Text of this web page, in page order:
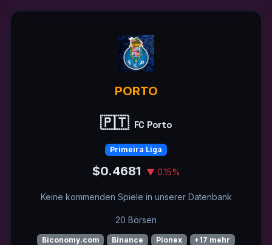
PORTO
🇵🇹 FC Porto
Primeira Liga
$0.4681 ▼ 0.15%
Keine kommenden Spiele in unserer Datenbank
20 Börsen
Biconomy.com Binance Pionex +17 mehr